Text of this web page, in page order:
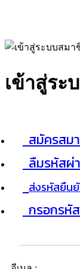
เข้าสู่ระ
สมัครสม
ลืมรหัสผ่
ส่งรหัสยืนยั
กรอกรหั